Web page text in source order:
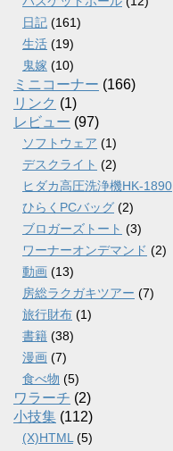
日記 (161)
生活 (19)
鬼嫁 (10)
ミニコーナー (166)
リンク (1)
レビュー (97)
ソフトウェア (1)
デスクライト (2)
ヒダカ高圧洗浄機HK-1890
ひらくPCバッグ (2)
ブロガーズトート (3)
ワーナーオンデマンド (2)
動画 (13)
房総ラクガキツアー (7)
旅行財布 (1)
書籍 (38)
漫画 (7)
食べ物 (5)
ワラーチ (2)
小技集 (112)
(X)HTML (5)